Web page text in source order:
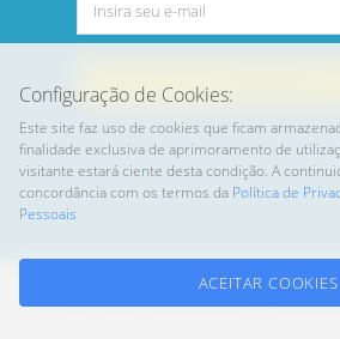
Configuração de Cookies:
Este site faz uso de cookies que ficam
finalidade exclusiva de aprimoramento de
visitante estará ciente desta condição. A
concordância com os termos da Política de
Pessoais
ACEITAR COOKIES
Home Trabalhe Conosco
2026 Santa Casa de Mauá -